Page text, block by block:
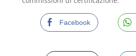
Facebook